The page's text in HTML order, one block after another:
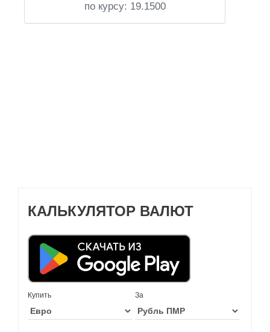
по курсу: 19.1500
КАЛЬКУЛЯТОР ВАЛЮТ
Купить За